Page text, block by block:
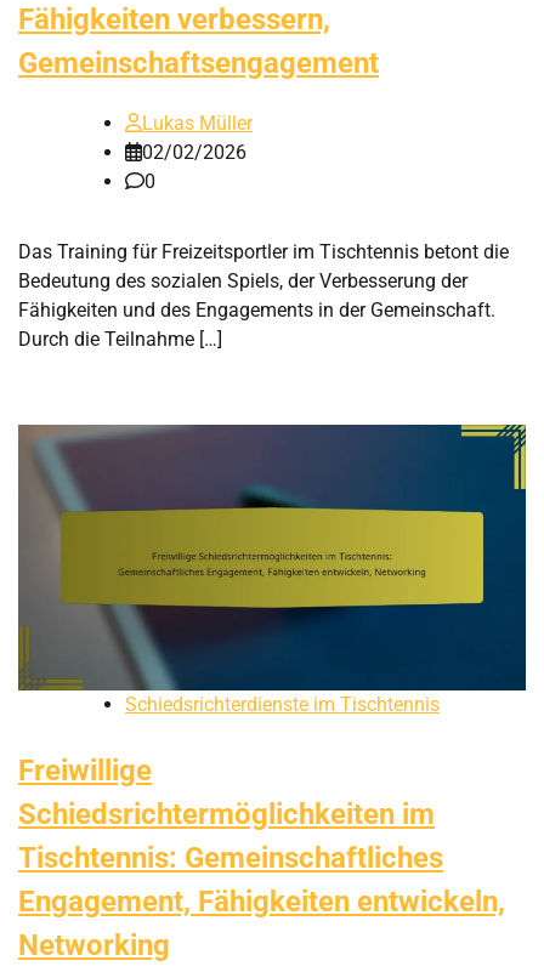
Fähigkeiten verbessern,
Gemeinschaftsengagement
Lukas Müller
02/02/2026
0
Das Training für Freizeitsportler im Tischtennis betont die
Bedeutung des sozialen Spiels, der Verbesserung der
Fähigkeiten und des Engagements in der Gemeinschaft.
Durch die Teilnahme […]
Schiedsrichterdienste im Tischtennis
Freiwillige
Schiedsrichtermöglichkeiten im
Tischtennis: Gemeinschaftliches
Engagement, Fähigkeiten entwickeln,
Networking